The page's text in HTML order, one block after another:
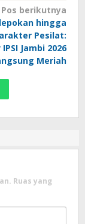
Pos berikutnya
hingga
Pesilat:
Jambi 2026
Meriah
Ruas yang